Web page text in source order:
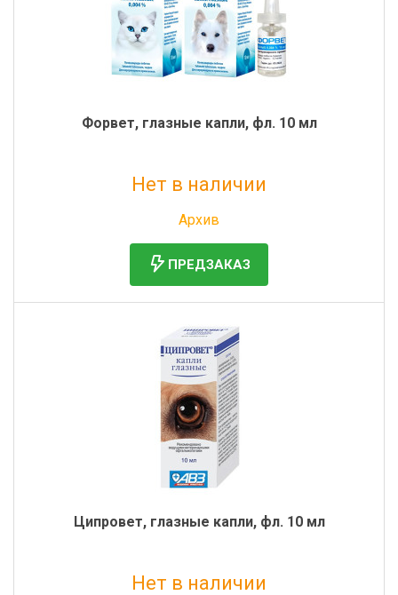
Форвет, глазные капли, фл. 10 мл
Нет в наличии
Архив
ПРЕДЗАКАЗ
Ципровет, глазные капли, фл. 10 мл
Нет в наличии